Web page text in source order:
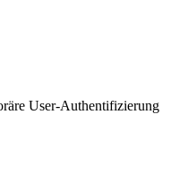
User-Authentifizierung